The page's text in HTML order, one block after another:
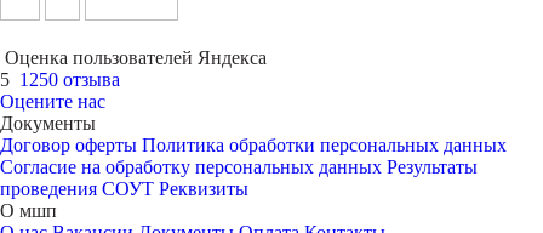
Оценка пользователей Яндекса
5 1250 отзыва
Оцените нас
Документы
Договор оферты Политика обработки персональных данных
Согласие на обработку персональных данных Результаты
проведения СОУТ Реквизиты
О мшп